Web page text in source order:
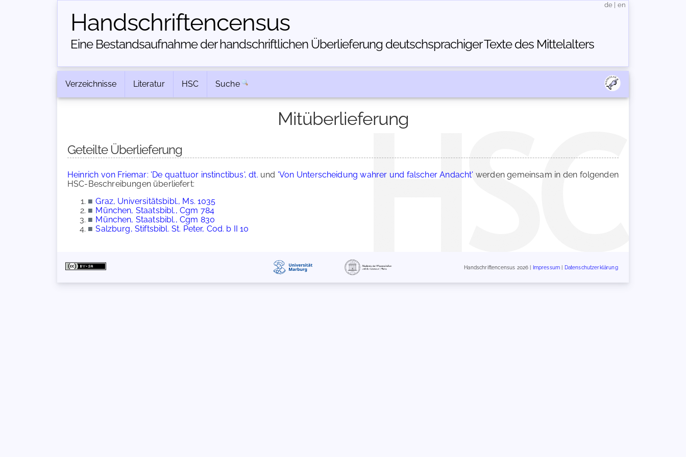
Handschriften­census
Eine Bestandsaufnahme der handschriftlichen Über­lieferung deutschsprachiger Texte des Mittelalters
de en
Verzeichnisse Literatur HSC Suche
Mitüberlieferung
Geteilte Überlieferung
Heinrich von Friemar: 'De quattuor instinctibus', dt. und 'Von Unterscheidung wahrer und falscher Andacht' werden gemeinsam in den folgenden
HSC-Beschreibungen überliefert:
■ Graz, Universitätsbibl., Ms. 1035
■ München, Staatsbibl., Cgm 784
■ München, Staatsbibl., Cgm 830
■ Salzburg, Stiftsbibl. St. Peter, Cod. b II 10
Handschriftencensus 2026 | Impressum Datenschutzerklärung